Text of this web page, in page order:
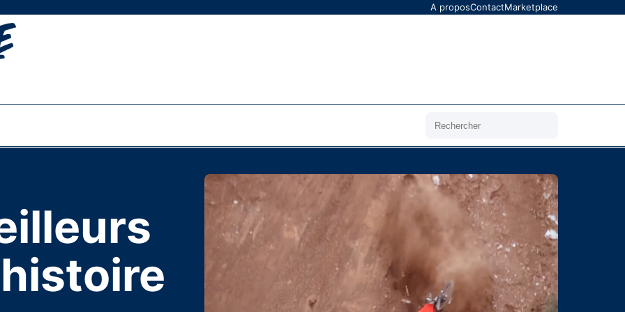
A proposContactMarketplace
Rechercher